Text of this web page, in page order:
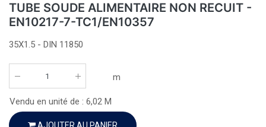
TUBE SOUDE ALIMENTAIRE NON RECUIT -
EN10217-7-TC1/EN10357
35X1.5 - DIN 11850
m
Vendu en unité de : 6,02 M